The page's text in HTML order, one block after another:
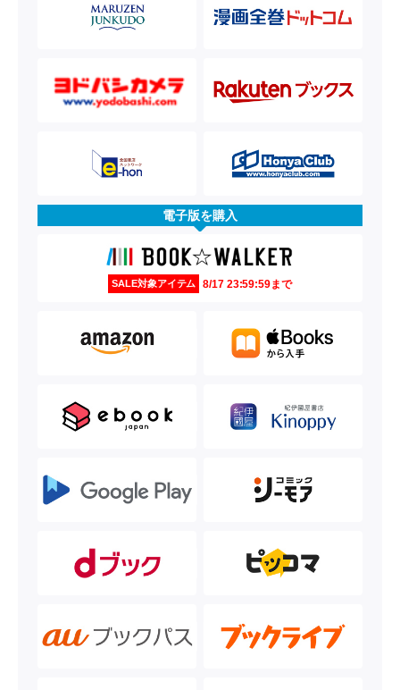
電子版を購入
SALE対象アイテム 8/17 23:59:59まで